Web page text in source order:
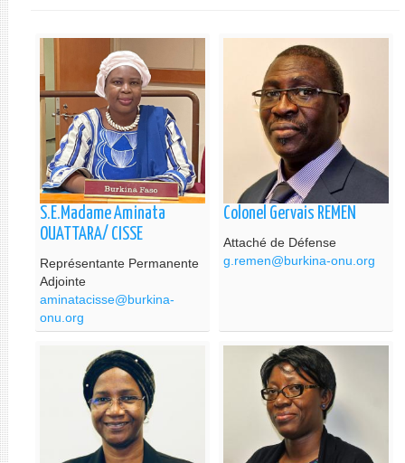
S.E.Madame Aminata
OUATTARA/ CISSE
Représentante Permanente
Adjointe
aminatacisse@burkina-
onu.org
Colonel Gervais REMEN
Attaché de Défense
g.remen@burkina-onu.org